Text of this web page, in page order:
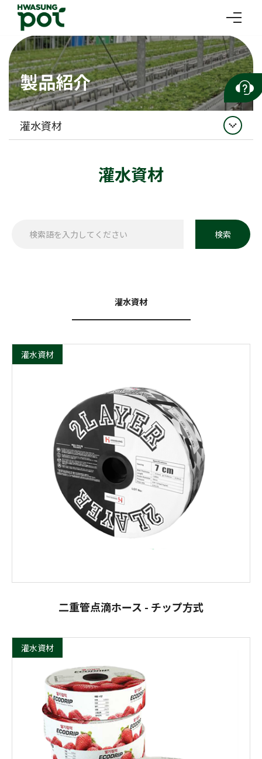
製品紹介
灌水資材
灌水資材
検索
灌水資材
灌水資材
二重管点滴ホース - チップ方式
灌水資材